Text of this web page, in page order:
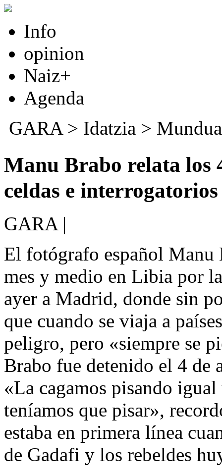
Info
opinion
Naiz+
Agenda
GARA> Idatzia > Mundua
Manu Brabo relata los
celdas e interrogatorios
GARA |
El fotógrafo español Manu
mes y medio en Libia por
ayer a Madrid, donde sin
que cuando se viaja a
peligro, pero «siempre se
Brabo fue detenido el 4 de
«La cagamos pisando
teníamos que pisar»,
estaba en primera línea
de Gadafi y los rebeldes